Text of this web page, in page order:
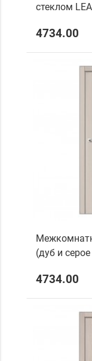
стеклом
4734.00
(дуб и
4734.00